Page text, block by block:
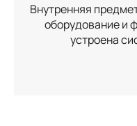
Внутренняя
оборудование и
устроена